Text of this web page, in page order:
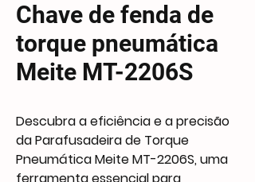
Chave de fenda de
torque pneumática
Meite MT-2206S
Descubra a eficiência e a precisão
da Parafusadeira de Torque
Pneumática Meite MT-2206S, uma